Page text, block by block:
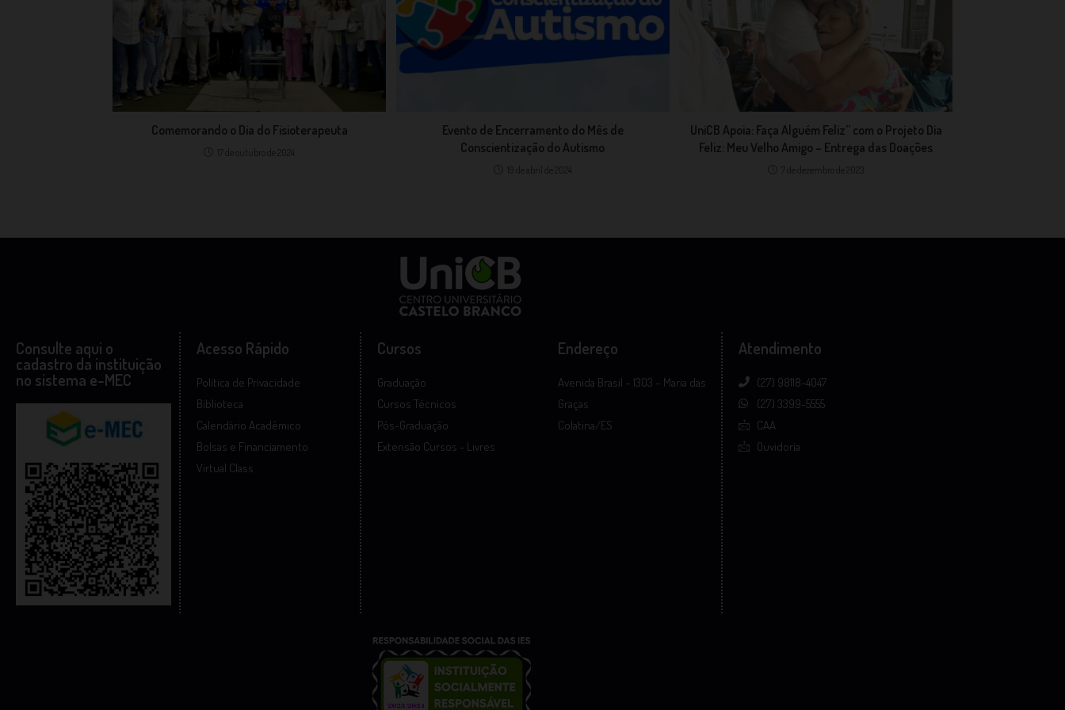
Comemorando o Dia do Fisioterapeuta
17 de outubro de 2024
Evento de Encerramento do Mês de
Conscientização do Autismo
19 de abril de 2024
UniCB Apoia: Faça Alguém Feliz” com o Projeto Dia
Feliz: Meu Velho Amigo – Entrega das Doações
7 de dezembro de 2023
Consulte aqui o
cadastro da instituição
no sistema e-MEC
Acesso Rápido
Política de Privacidade
Biblioteca
Calendário Acadêmico
Bolsas e Financiamento
Virtual Class
Cursos
Graduação
Cursos Técnicos
Pós-Graduação
Extensão Cursos - Livres
Endereço
Avenida Brasil – 1303 – Maria das
Graças
Colatina/ES
Atendimento
(27) 98118-4047
(27) 3399-5555
CAA
Ouvidoria